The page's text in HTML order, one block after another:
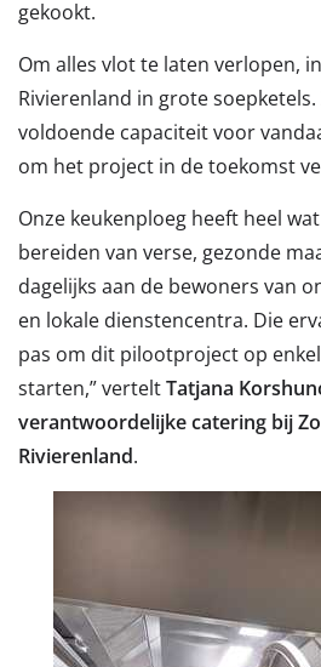
gekookt.
Om alles vlot te laten verlopen,
Rivierenland in grote
voldoende capaciteit voor
om het project in de toekomst
Onze keukenploeg heeft heel
bereiden van verse, gezonde
dagelijks aan de bewoners van
en lokale dienstencentra. Die
pas om dit pilootproject op
starten,” verteltTatjana
verantwoordelijke catering bij
Rivierenland.